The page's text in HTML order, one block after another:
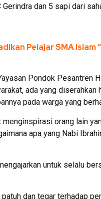
dan 5 sapi dari
Pelajar SMA Islam
Pondok Pesantren
ada yang diserahkan
pada warga yang
menginspirasi orang lain
apa yang Nabi
untuk selalu
dan tegar terhadap